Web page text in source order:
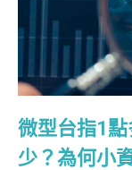
微型台指1
少？為何小